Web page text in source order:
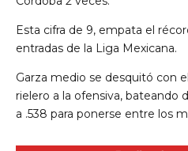
Esta cifra de 9, empata el
entradas de la Liga Mexicana.
Garza medio se desquitó con
rielero a la ofensiva, bateando
a .538 para ponerse entre los